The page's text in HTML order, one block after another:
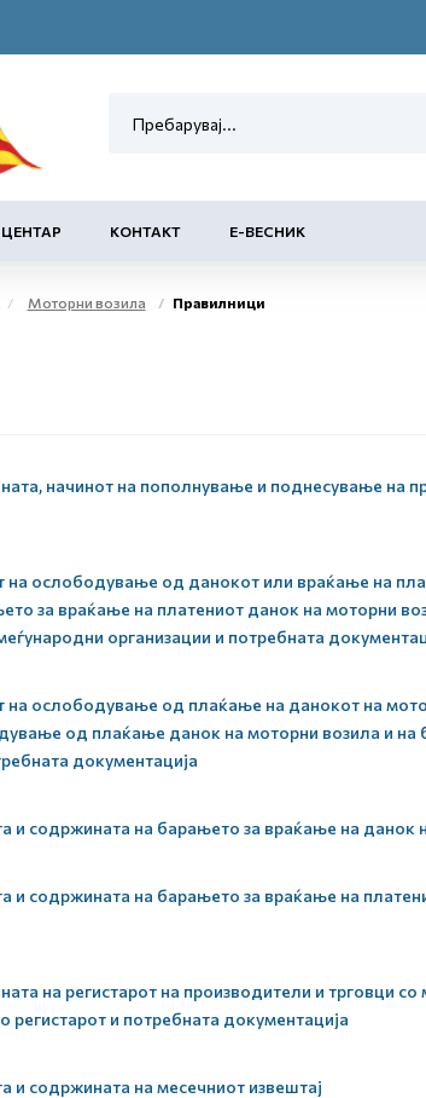
КОНТАКТ Е-ВЕСНИК
Моторни возила Правилници
начинот на пополнување и поднесување на
на ослободување од данокот или враќање на
за враќање на платениот данок на моторни
организации и потребната
на ослободување од плаќање на данокот на
од плаќање данок на моторни возила и
документација
и содржината на барањето за враќање на данок
и содржината на барањето за враќање на
на регистарот на производители и трговци
регистарот и потребната документација
и содржината на месечниот извештај